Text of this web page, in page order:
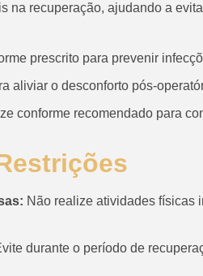
na recuperação, ajudando a
prescrito para prevenir
aliviar o desconforto pós-
conforme recomendado para
Não realize atividades físicas
durante o período de